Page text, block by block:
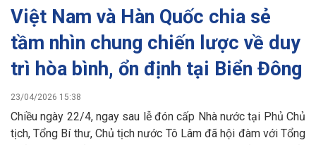
Việt Nam và Hàn Quốc chia sẻ
tầm nhìn chung chiến lược về duy
trì hòa bình, ổn định tại Biển Đông
23/04/2026 15:38
Chiều ngày 22/4, ngay sau lễ đón cấp Nhà nước tại Phủ Chủ
tịch, Tổng Bí thư, Chủ tịch nước Tô Lâm đã hội đàm với Tổng